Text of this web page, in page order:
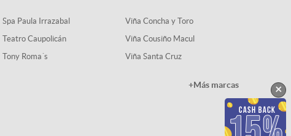
Spa Paula Irrazabal
Teatro Caupolicán
Tony Roma´s
Viña Concha y Toro
Viña Cousiño Macul
Viña Santa Cruz
+Más marcas ×